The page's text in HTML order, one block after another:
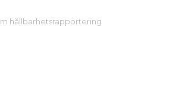
hållbarhetsrapportering